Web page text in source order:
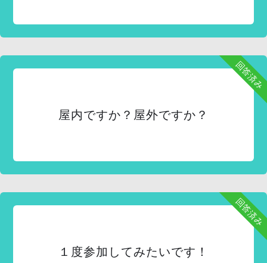
回答済み
屋内ですか？屋外ですか？
回答済み
１度参加してみたいです！